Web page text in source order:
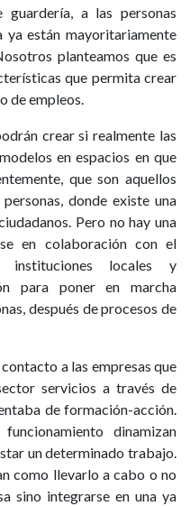
guardería, a las personas
están mayoritariamente
planteamos que es
que permita crear
de empleos.
crear si realmente las
en espacios en que
que son aquellos
donde existe una
Pero no hay una
en colaboración con el
instituciones locales y
para poner en marcha
después de procesos de
a las empresas que
servicios a través de
de formación-acción.
dinamizan
un determinado trabajo.
como llevarlo a cabo o no
sino integrarse en una ya